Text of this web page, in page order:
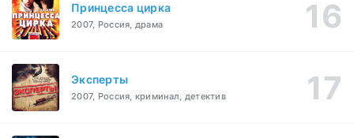
Принцесса цирка
2007, Россия, драма
Эксперты
2007, Россия, криминал, детектив